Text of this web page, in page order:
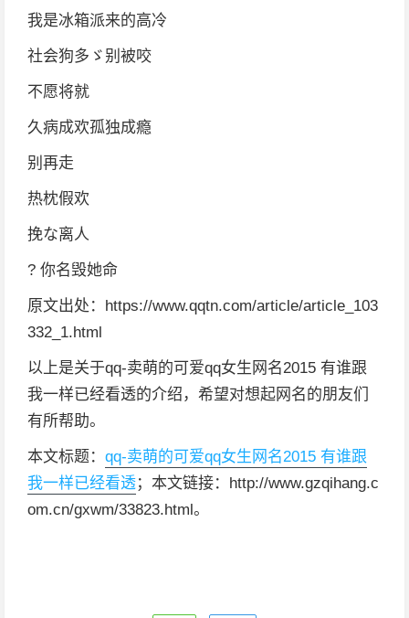
我是冰箱派来的高冷
社会狗多ゞ别被咬
不愿将就
久病成欢孤独成瘾
别再走
热枕假欢
挽な离人
? 你名毁她命
原文出处：https://www.qqtn.com/article/article_103
332_1.html
以上是关于qq-卖萌的可爱qq女生网名2015 有谁跟
我一样已经看透的介绍，希望对想起网名的朋友们
有所帮助。
本文标题： qq-卖萌的可爱qq女生网名2015 有谁跟
我一样已经看透；本文链接：http://www.gzqihang.c
om.cn/gxwm/33823.html。